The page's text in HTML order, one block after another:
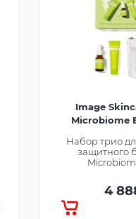
Image
Microbiome
Набор трио
защитного
4